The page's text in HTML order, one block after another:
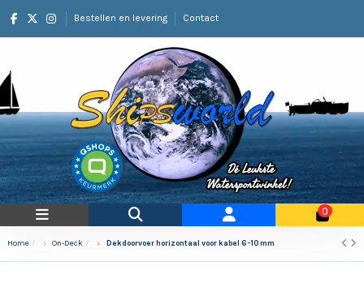
Bestellen en levering Contact
0
Home On-Deck Dekdoorvoer horizontaal voor kabel 6-10 mm